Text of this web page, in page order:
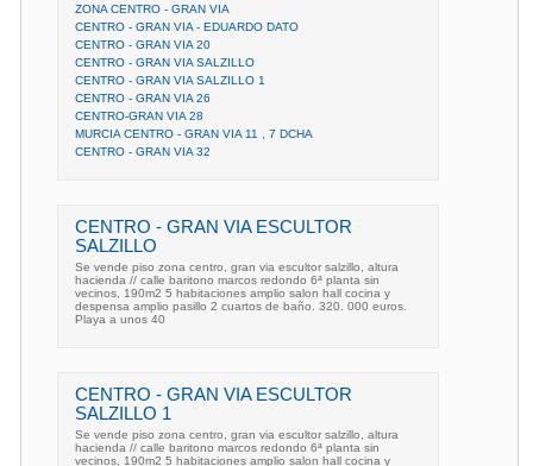
ZONA CENTRO - GRAN VIA
CENTRO - GRAN VIA - EDUARDO DATO
CENTRO - GRAN VIA 20
CENTRO - GRAN VIA SALZILLO
CENTRO - GRAN VIA SALZILLO 1
CENTRO - GRAN VIA 26
CENTRO-GRAN VIA 28
MURCIA CENTRO - GRAN VIA 11 , 7 DCHA
CENTRO - GRAN VIA 32
CENTRO - GRAN VIA ESCULTOR
SALZILLO
Se vende piso zona centro, gran via escultor salzillo, altura
hacienda // calle baritono marcos redondo 6ª planta sin
vecinos, 190m2 5 habitaciones amplio salon hall cocina y
despensa amplio pasillo 2 cuartos de baño. 320. 000 euros.
Playa a unos 40
CENTRO - GRAN VIA ESCULTOR
SALZILLO 1
Se vende piso zona centro, gran via escultor salzillo, altura
hacienda // calle baritono marcos redondo 6ª planta sin
vecinos, 190m2 5 habitaciones amplio salon hall cocina y